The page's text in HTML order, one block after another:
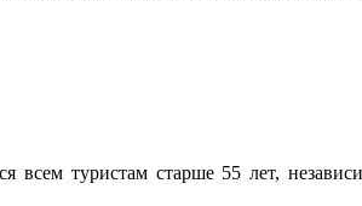
всем туристам старше 55 лет,